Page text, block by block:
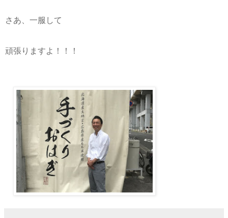
さあ、一服して
頑張りますよ！！！